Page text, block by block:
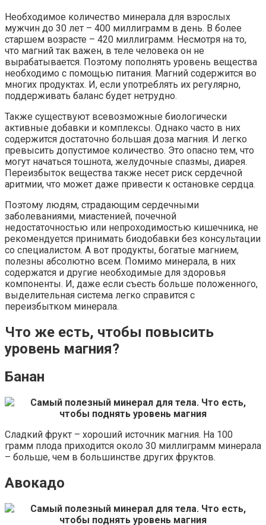
Необходимое количество минерала для взрослых
мужчин до 30 лет – 400 миллиграмм в день. В более
старшем возрасте – 420 миллиграмм. Несмотря на то,
что магний так важен, в теле человека он не
вырабатывается. Поэтому пополнять уровень вещества
необходимо с помощью питания. Магний содержится во
многих продуктах. И, если употреблять их регулярно,
поддерживать баланс будет нетрудно.
Также существуют всевозможные биологически
активные добавки и комплексы. Однако часто в них
содержится достаточно большая доза магния. И легко
превысить допустимое количество. Это опасно тем, что
могут начаться тошнота, желудочные спазмы, диарея.
Переизбыток вещества также несет риск сердечной
аритмии, что может даже привести к остановке сердца.
Поэтому людям, страдающим сердечными
заболеваниями, миастенией, почечной
недостаточностью или непроходимостью кишечника, не
рекомендуется принимать биодобавки без консультации
со специалистом. А вот продукты, богатые магнием,
полезны абсолютно всем. Помимо минерала, в них
содержатся и другие необходимые для здоровья
компоненты. И, даже если съесть больше положенного,
выделительная система легко справится с
переизбытком минерала.
Что же есть, чтобы повысить
уровень магния?
Банан
Сладкий фрукт – хороший источник магния. На 100
грамм плода приходится около 30 миллиграмм минерала
– больше, чем в большинстве других фруктов.
Авокадо